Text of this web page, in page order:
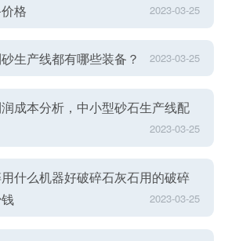
格
2023-03-25
生产线都有哪些装备？ 2023-03-25
成本分析，中小型砂石生产线配
2023-03-25
什么机器好破碎石灰石用的破碎
2023-03-25